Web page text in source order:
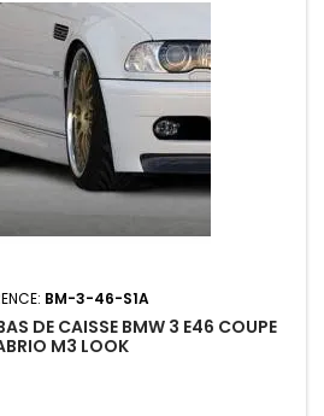
BM-3-46-S1A
DE CAISSE BMW 3 E46 COUPE
M3 LOOK